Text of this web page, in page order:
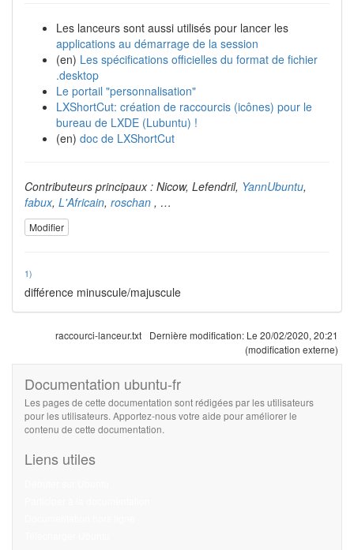
Les lanceurs sont aussi utilisés pour lancer les
applications au démarrage de la session
(en) Les spécifications officielles du format de fichier
.desktop
Le portail "personnalisation"
LXShortCut: création de raccourcis (icônes) pour le
bureau de LXDE (Lubuntu) !
(en) doc de LXShortCut
Contributeurs principaux : Nicow, Lefendril, YannUbuntu,
fabux, L'Africain, roschan , …
Modifier
1)
différence minuscule/majuscule
raccourci-lanceur.txt Dernière modification: Le 20/02/2020, 20:21
(modification externe)
Documentation ubuntu-fr
Les pages de cette documentation sont rédigées par les utilisateurs
pour les utilisateurs. Apportez-nous votre aide pour améliorer le
contenu de cette documentation.
Liens utiles